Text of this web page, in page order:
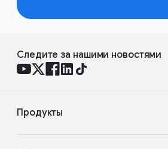
Следите за нашими новостями
Продукты